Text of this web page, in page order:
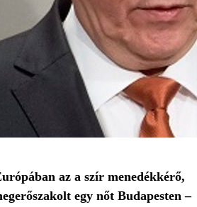
az a szír menedékkérő,
egy nőt Budapesten –